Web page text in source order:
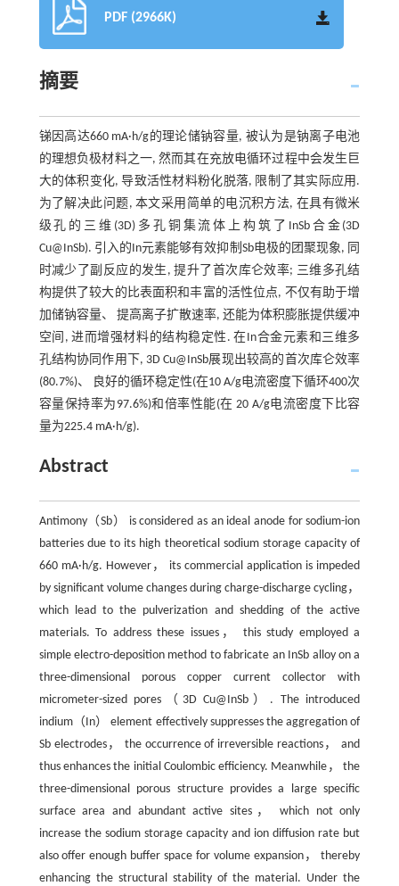
PDF (2966K)
摘要
锑因高达660 mA·h/g的理论储钠容量, 被认为是钠离子电池
的理想负极材料之一, 然而其在充放电循环过程中会发生巨
大的体积变化, 导致活性材料粉化脱落, 限制了其实际应用.
为了解决此问题, 本文采用简单的电沉积方法, 在具有微米
级孔的三维(3D)多孔铜集流体上构筑了InSb合金(3D
Cu@InSb). 引入的In元素能够有效抑制Sb电极的团聚现象, 同
时减少了副反应的发生, 提升了首次库仑效率; 三维多孔结
构提供了较大的比表面积和丰富的活性位点, 不仅有助于增
加储钠容量、 提高离子扩散速率, 还能为体积膨胀提供缓冲
空间, 进而增强材料的结构稳定性. 在In合金元素和三维多
孔结构协同作用下, 3D Cu@InSb展现出较高的首次库仑效率
(80.7%)、 良好的循环稳定性(在10 A/g电流密度下循环400次
容量保持率为97.6%)和倍率性能(在 20 A/g电流密度下比容
量为225.4 mA·h/g).
Abstract
Antimony（Sb） is considered as an ideal anode for sodium-ion
batteries due to its high theoretical sodium storage capacity of
660 mA·h/g. However， its commercial application is impeded
by significant volume changes during charge-discharge cycling，
which lead to the pulverization and shedding of the active
materials. To address these issues， this study employed a
simple electro-deposition method to fabricate an InSb alloy on a
three-dimensional porous copper current collector with
micrometer-sized pores（3D Cu@InSb）. The introduced
indium（In） element effectively suppresses the aggregation of
Sb electrodes， the occurrence of irreversible reactions， and
thus enhances the initial Coulombic efficiency. Meanwhile， the
three-dimensional porous structure provides a large specific
surface area and abundant active sites， which not only
increase the sodium storage capacity and ion diffusion rate but
also offer enough buffer space for volume expansion， thereby
enhancing the structural stability of the material. Under the